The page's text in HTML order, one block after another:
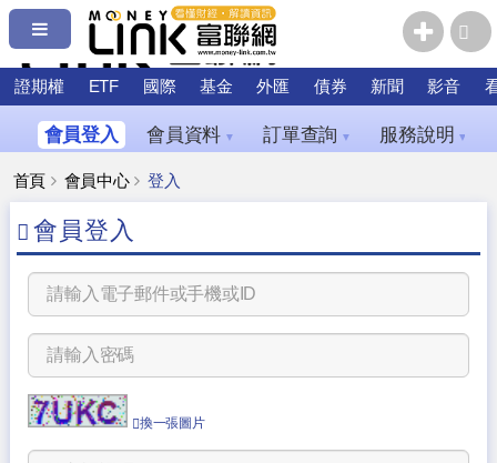
證期權 ETF 國際 基金 外匯 債券 新聞 影音
會員登入 會員資料 ▼ 訂單查詢 ▼ 服務說明 ▼
首頁 會員中心 登入
會員登入
換一張圖片